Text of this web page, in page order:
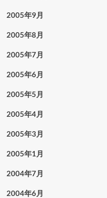
2005年9月
2005年8月
2005年7月
2005年6月
2005年5月
2005年4月
2005年3月
2005年1月
2004年7月
2004年6月